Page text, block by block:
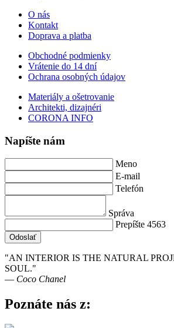
O nás
Kontakt
Doprava a platba
Obchodné podmienky
Vrátenie do 14 dní
Ochrana osobných údajov
Materiály a ošetrovanie
Architekti, dizajnéri
CORONA INFO
Napíšte nám
Meno
E-mail
Telefón
Správa
Prepíšte 4563
Odoslať
"AN INTERIOR IS THE NATURAL
SOUL."
― Coco Chanel
Poznáte nás z: